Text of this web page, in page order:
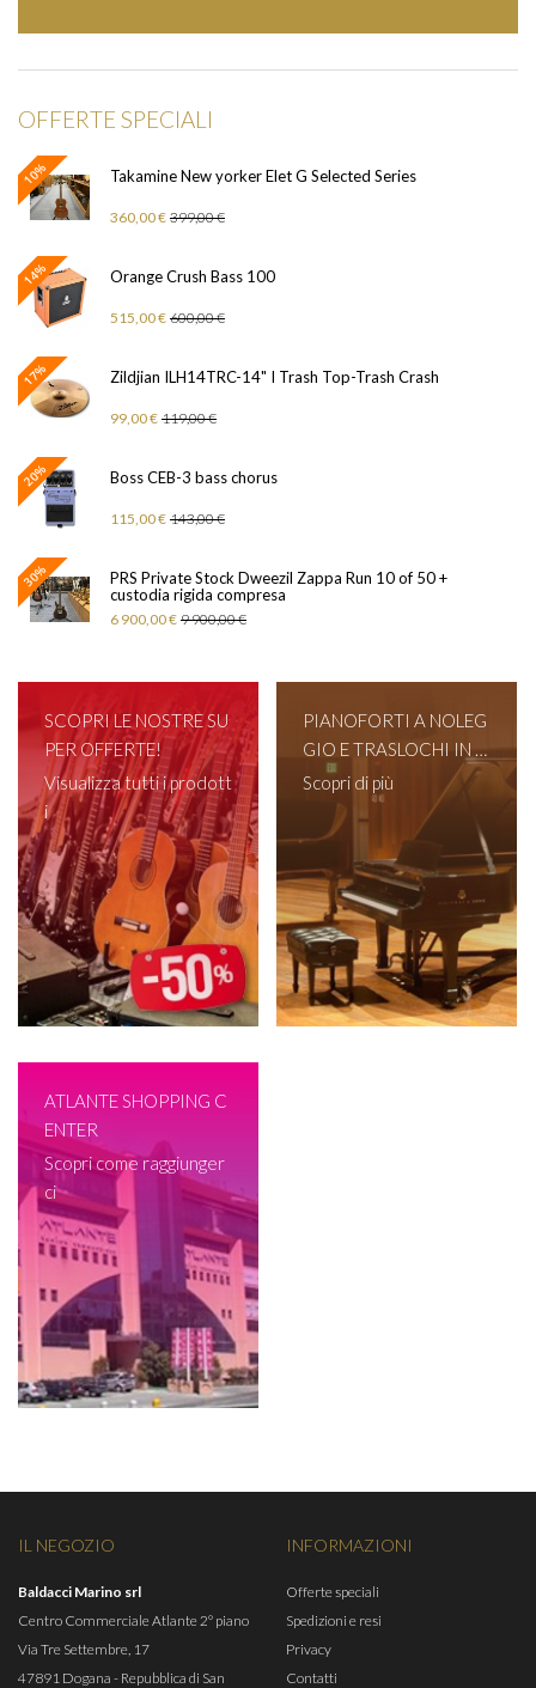
OFFERTE SPECIALI
10% Takamine New yorker Elet G Selected Series
360,00 € 399,00 €
14% Orange Crush Bass 100
515,00 € 600,00 €
17% Zildjian ILH14TRC-14" I Trash Top-Trash Crash
99,00 € 119,00 €
20% Boss CEB-3 bass chorus
115,00 € 143,00 €
30%
PRS Private Stock Dweezil Zappa Run 10 of 50 +
custodia rigida compresa
6 900,00 € 9 900,00 €
SCOPRI LE NOSTRE SU
PER OFFERTE!
Visualizza tutti i prodott
i
PIANOFORTI A NOLEG
GIO E TRASLOCHI IN T
UTTA ITALIA!
Scopri di più
ATLANTE SHOPPING C
ENTER
Scopri come raggiunger
ci
IL NEGOZIO
Baldacci Marino srl
Centro Commerciale Atlante 2° piano
Via Tre Settembre, 17
47891 Dogana - Repubblica di San
INFORMAZIONI
Offerte speciali
Spedizioni e resi
Privacy
Contatti